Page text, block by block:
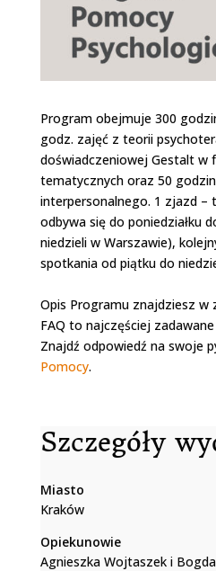
Program obejmuje 300
godz. zajęć z teorii
doświadczeniowej Gestalt
tematycznych oraz 50
interpersonalnego. 1 zjazd –
odbywa się do poniedziałku
niedzieli w Warszawie),
spotkania od piątku do
Opis Programu znajdziesz w
FAQ to najczęściej
Znajdź odpowiedź na swoje
Pomocy.
Szczegóły
Miasto
Kraków
Opiekunowie
Agnieszka Wojtaszek i